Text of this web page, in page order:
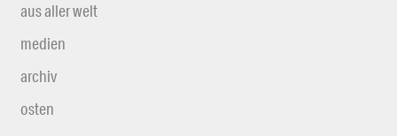
aus aller welt
medien
archiv
osten